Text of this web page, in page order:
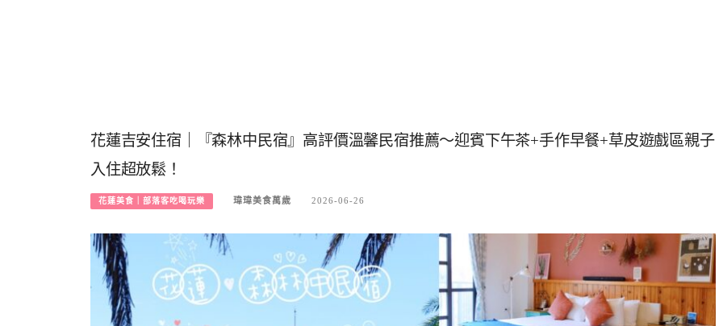
花蓮吉安住宿｜『森林中民宿』高評價溫馨民宿推薦～迎賓下午茶+手作早餐+草皮遊戲區親子
入住超放鬆！
花蓮美食｜部落客吃喝玩樂 瑋瑋美食萬歲 2026-06-26